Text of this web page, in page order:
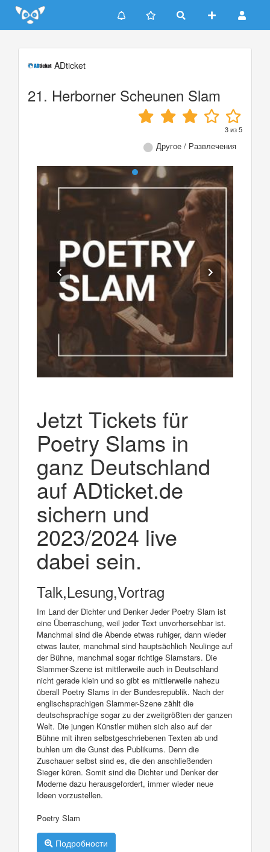
Update cookies preferences
ADticket
21. Herborner Scheunen Slam
3из5
Другое / Развлечения
Jetzt Tickets für
Poetry Slams in
ganz Deutschland
auf ADticket.de
sichern und
2023/2024 live
dabei sein.
Talk,Lesung,Vortrag
Im Land der Dichter und Denker Jeder Poetry Slam ist
eine Überraschung, weil jeder Text unvorhersehbar ist.
Manchmal sind die Abende etwas ruhiger, dann wieder
etwas lauter, manchmal sind hauptsächlich Neulinge auf
der Bühne, manchmal sogar richtige Slamstars. Die
Slammer-Szene ist mittlerweile auch in Deutschland
nicht gerade klein und so gibt es mittlerweile nahezu
überall Poetry Slams in der Bundesrepublik. Nach der
englischsprachigen Slammer-Szene zählt die
deutschsprachige sogar zu der zweitgrößten der ganzen
Welt. Die jungen Künstler mühen sich also auf der
Bühne mit ihren selbstgeschriebenen Texten ab und
buhlen um die Gunst des Publikums. Denn die
Zuschauer selbst sind es, die den anschließenden
Sieger küren. Somit sind die Dichter und Denker der
Moderne dazu herausgefordert, immer wieder neue
Ideen vorzustellen.
Poetry Slam
Подробности